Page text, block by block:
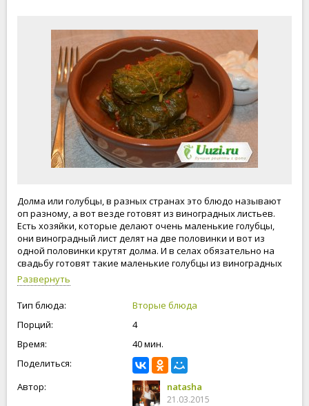
Долма или голубцы, в разных странах это блюдо называют
оп разному, а вот везде готовят из виноградных листьев.
Есть хозяйки, которые делают очень маленькие голубцы,
они виноградный лист делят на две половинки и вот из
одной половинки крутят долма. И в селах обязательно на
свадьбу готовят такие маленькие голубцы из виноградных
листьев. У меня такие маленькие не получаются. Ешьте
вкусно, живите легко!
Развернуть
Тип блюда:
Вторые блюда
Порций:
4
Время:
40 мин.
Поделиться:
Автор:
natasha
21.03.2015